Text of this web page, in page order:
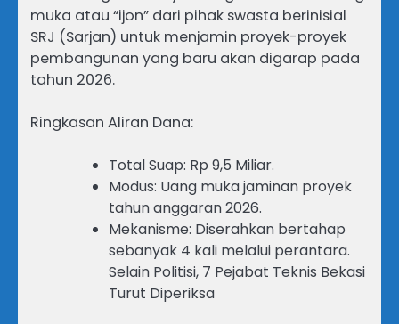
muka atau “ijon” dari pihak swasta berinisial
SRJ (Sarjan) untuk menjamin proyek-proyek
pembangunan yang baru akan digarap pada
tahun 2026.
Ringkasan Aliran Dana:
Total Suap: Rp 9,5 Miliar.
Modus: Uang muka jaminan proyek
tahun anggaran 2026.
Mekanisme: Diserahkan bertahap
sebanyak 4 kali melalui perantara.
Selain Politisi, 7 Pejabat Teknis Bekasi
Turut Diperiksa